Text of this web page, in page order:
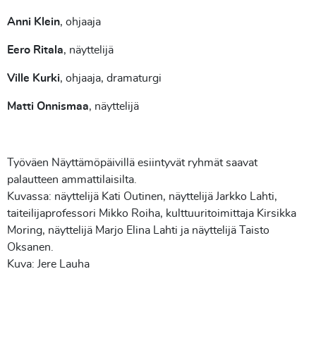
Anni Klein, ohjaaja
Eero Ritala, näyttelijä
Ville Kurki, ohjaaja, dramaturgi
Matti Onnismaa, näyttelijä
Työväen Näyttämöpäivillä esiintyvät ryhmät saavat
palautteen ammattilaisilta.
Kuvassa: näyttelijä Kati Outinen, näyttelijä Jarkko Lahti,
taiteilijaprofessori Mikko Roiha, kulttuuritoimittaja Kirsikka
Moring, näyttelijä Marjo Elina Lahti ja näyttelijä Taisto
Oksanen.
Kuva: Jere Lauha